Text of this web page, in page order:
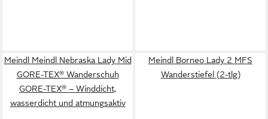
Meindl Meindl Nebraska Lady Mid
GORE-TEX® Wanderschuh
GORE-TEX® – Winddicht,
wasserdicht und atmungsaktiv
Meindl Borneo Lady 2 MFS
Wanderstiefel (2-tlg)